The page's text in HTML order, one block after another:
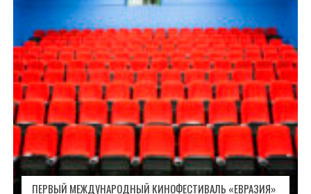
ПЕРВЫЙ МЕЖДУНАРОДНЫЙ КИНОФЕСТИВАЛЬ «ЕВРАЗИЯ»